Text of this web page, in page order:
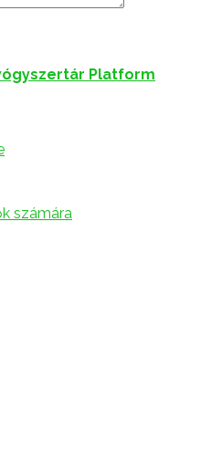
Platform
számára